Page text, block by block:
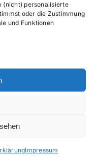
(nicht) personalisierte
oder die Zustimmung
und Funktionen
Impressum
online.de